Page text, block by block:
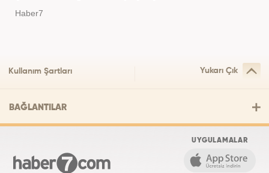
Haber7
Kullanım Şartları Yukarı Çık
BAĞLANTILAR
UYGULAMALAR